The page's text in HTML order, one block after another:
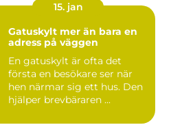
15. jan
Gatuskylt mer än bara en
adress på väggen
En gatuskylt är ofta det
första en besökare ser när
hen närmar sig ett hus. Den
hjälper brevbäraren ...